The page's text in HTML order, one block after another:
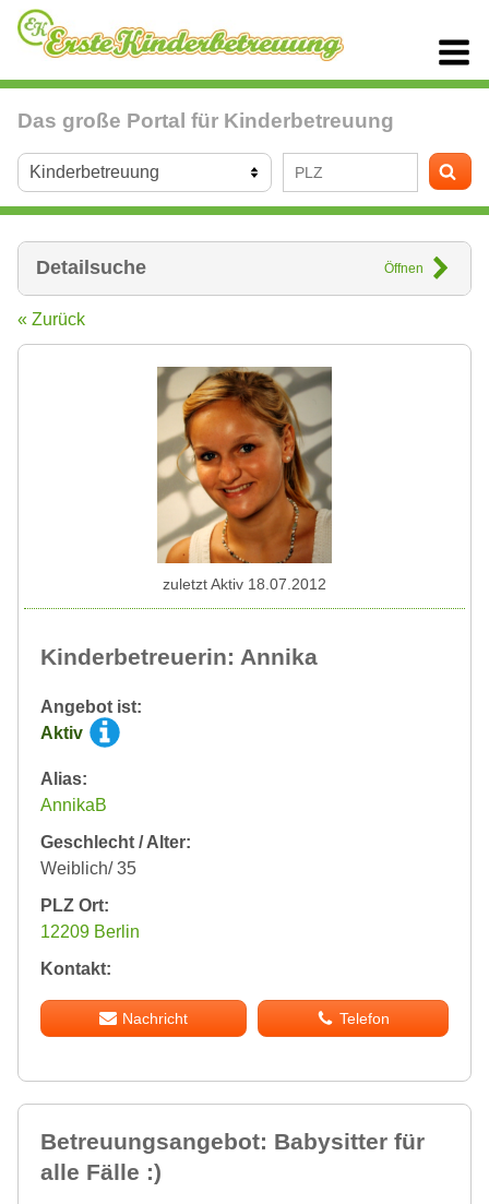
Das große Portal für Kinderbetreuung
Detailsuche Öffnen
« Zurück
Kinderbetreuerin: Annika
Angebot ist:
Aktiv
Alias:
AnnikaB
Geschlecht / Alter:
Weiblich/ 35
PLZ Ort:
12209 Berlin
Kontakt:
Nachricht Telefon
zuletzt Aktiv 18.07.2012
Betreuungsangebot: Babysitter für
alle Fälle :)